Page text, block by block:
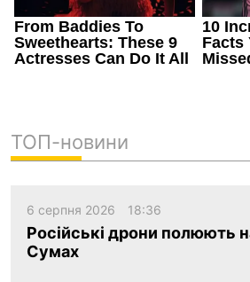
ТОП-новини
6 серпня 2026 18:36
Російські дрони полюють
Сумах